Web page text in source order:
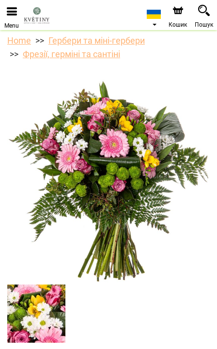
Ми приймаємо замовлення через наш інтернет-
магазин. Найближча можлива дата доставки —
10.08.2026 у зв’язку з відпусткою.
Menu Кошик Пошук
Home
Гербери та міні-гербери
Фрезії, герміні та сантіні